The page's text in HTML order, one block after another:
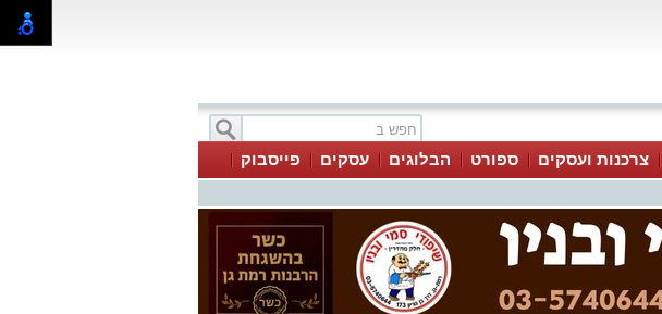
צרכנות ועסקים ספורט הבלוגים עסקים
פייסבוק